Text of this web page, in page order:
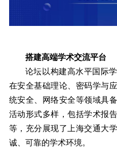
搭建高端学术交流平台
论坛以构建高水平国际
在安全基础理论、密码学与
统安全、网络安全等领域具
活动形式多样，包括学术报
等，充分展现了上海交通大
诚、可靠的学术环境。